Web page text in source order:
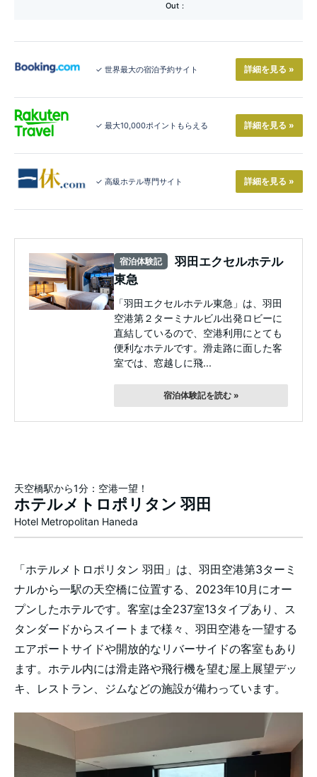
Out：
✓ 世界最大の宿泊予約サイト 詳細を見る »
✓ 最大10,000ポイントもらえる 詳細を見る »
✓ 高級ホテル専門サイト 詳細を見る »
宿泊体験記
羽田エクセルホテル
東急
「羽田エクセルホテル東急」は、羽田
空港第２ターミナルビル出発ロビーに
直結しているので、空港利用にとても
便利なホテルです。滑走路に面した客
室では、窓越しに飛...
宿泊体験記を読む »
天空橋駅から1分：空港一望！
ホテルメトロポリタン 羽田
Hotel Metropolitan Haneda
「ホテルメトロポリタン 羽田」は、羽田空港第3ターミ
ナルから一駅の天空橋に位置する、2023年10月にオー
プンしたホテルです。客室は全237室13タイプあり、ス
タンダードからスイートまで様々、羽田空港を一望する
エアポートサイドや開放的なリバーサイドの客室もあり
ます。ホテル内には滑走路や飛行機を望む屋上展望デッ
キ、レストラン、ジムなどの施設が備わっています。